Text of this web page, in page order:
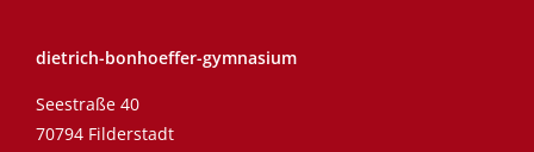
dietrich-bonhoeffer-gymnasium
Seestraße 40
70794 Filderstadt